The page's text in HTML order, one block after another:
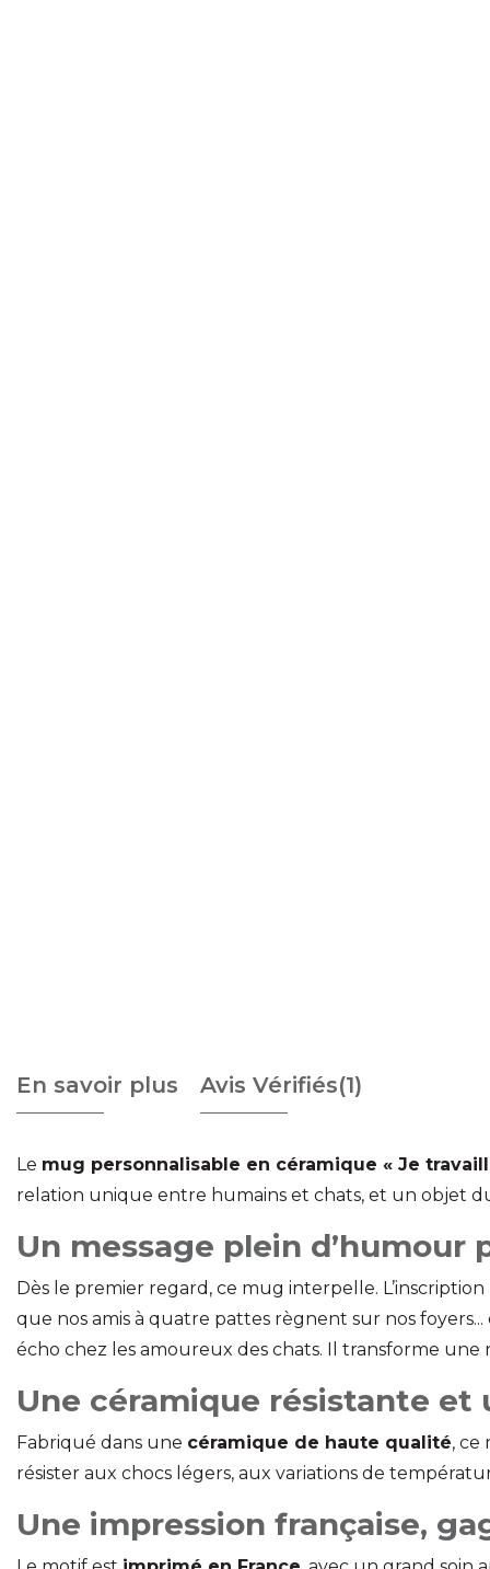
En savoir plus Avis Vérifiés(1)
Le mug personnalisable en céramique « Je
relation unique entre humains et chats, et un objet
Un message plein
Dès le premier regard, ce mug interpelle.
que nos amis à quatre pattes règnent sur nos
écho chez les amoureux des chats. Il transforme
Une céramique résistante
Fabriqué dans une céramique de haute qualité, ce
résister aux chocs légers, aux variations de
Une impression française,